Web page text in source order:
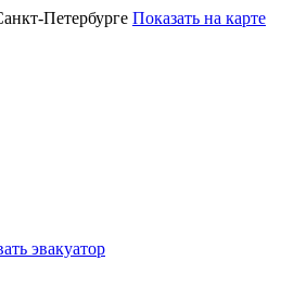
Петербурге Показать на карте
эвакуатор